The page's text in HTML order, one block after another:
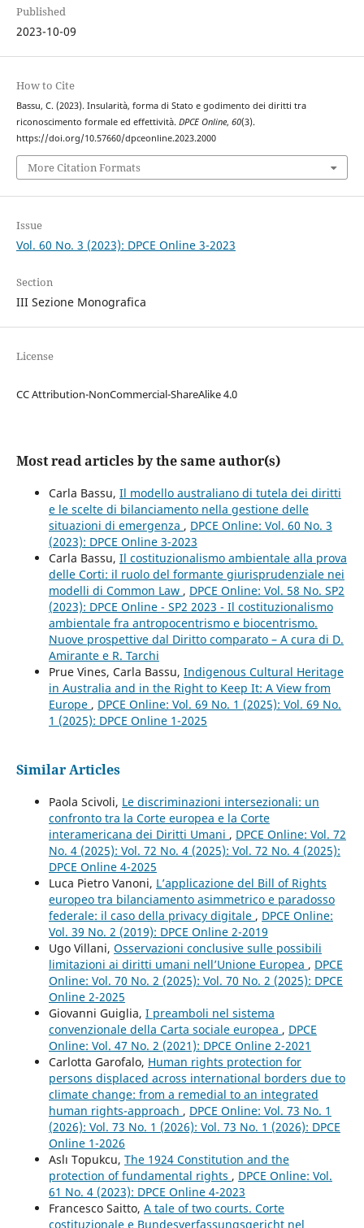
Published
2023-10-09
How to Cite
Bassu, C. (2023). Insularità, forma di Stato e godimento dei diritti tra
riconoscimento formale ed effettività. DPCE Online, 60(3).
https://doi.org/10.57660/dpceonline.2023.2000
More Citation Formats
Issue
Vol. 60 No. 3 (2023): DPCE Online 3-2023
Section
III Sezione Monografica
License
CC Attribution-NonCommercial-ShareAlike 4.0
Most read articles by the same author(s)
Carla Bassu, Il modello australiano di tutela dei diritti
e le scelte di bilanciamento nella gestione delle
situazioni di emergenza , DPCE Online: Vol. 60 No. 3
(2023): DPCE Online 3-2023
Carla Bassu, Il costituzionalismo ambientale alla prova
delle Corti: il ruolo del formante giurisprudenziale nei
modelli di Common Law , DPCE Online: Vol. 58 No. SP2
(2023): DPCE Online - SP2 2023 - Il costituzionalismo
ambientale fra antropocentrismo e biocentrismo.
Nuove prospettive dal Diritto comparato – A cura di D.
Amirante e R. Tarchi
Prue Vines, Carla Bassu, Indigenous Cultural Heritage
in Australia and in the Right to Keep It: A View from
Europe , DPCE Online: Vol. 69 No. 1 (2025): Vol. 69 No.
1 (2025): DPCE Online 1-2025
Similar Articles
Paola Scivoli, Le discriminazioni intersezionali: un
confronto tra la Corte europea e la Corte
interamericana dei Diritti Umani , DPCE Online: Vol. 72
No. 4 (2025): Vol. 72 No. 4 (2025): Vol. 72 No. 4 (2025):
DPCE Online 4-2025
Luca Pietro Vanoni, L’applicazione del Bill of Rights
europeo tra bilanciamento asimmetrico e paradosso
federale: il caso della privacy digitale , DPCE Online:
Vol. 39 No. 2 (2019): DPCE Online 2-2019
Ugo Villani, Osservazioni conclusive sulle possibili
limitazioni ai diritti umani nell’Unione Europea , DPCE
Online: Vol. 70 No. 2 (2025): Vol. 70 No. 2 (2025): DPCE
Online 2-2025
Giovanni Guiglia, I preamboli nel sistema
convenzionale della Carta sociale europea , DPCE
Online: Vol. 47 No. 2 (2021): DPCE Online 2-2021
Carlotta Garofalo, Human rights protection for
persons displaced across international borders due to
climate change: from a remedial to an integrated
human rights-approach , DPCE Online: Vol. 73 No. 1
(2026): Vol. 73 No. 1 (2026): Vol. 73 No. 1 (2026): DPCE
Online 1-2026
Aslı Topukcu, The 1924 Constitution and the
protection of fundamental rights , DPCE Online: Vol.
61 No. 4 (2023): DPCE Online 4-2023
Francesco Saitto, A tale of two courts. Corte
costituzionale e Bundesverfassungsgericht nel